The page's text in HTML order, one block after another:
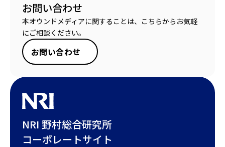
お問い合わせ
本オウンドメディアに関することは、こちらからお気軽
にご相談ください。
お問い合わせ
NRI 野村総合研究所
コーポレートサイト